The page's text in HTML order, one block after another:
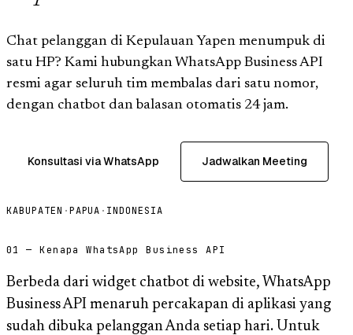
Chat pelanggan di Kepulauan Yapen menumpuk di
satu HP? Kami hubungkan WhatsApp Business API
resmi agar seluruh tim membalas dari satu nomor,
dengan chatbot dan balasan otomatis 24 jam.
Konsultasi via WhatsApp Jadwalkan Meeting
KABUPATEN ·PAPUA · INDONESIA
01 — Kenapa WhatsApp Business API
Berbeda dari widget chatbot di website, WhatsApp
Business API menaruh percakapan di aplikasi yang
sudah dibuka pelanggan Anda setiap hari. Untuk